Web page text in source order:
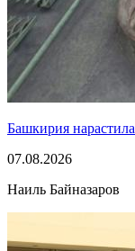
Башкирия
07.08.2026
Наиль Байназаров